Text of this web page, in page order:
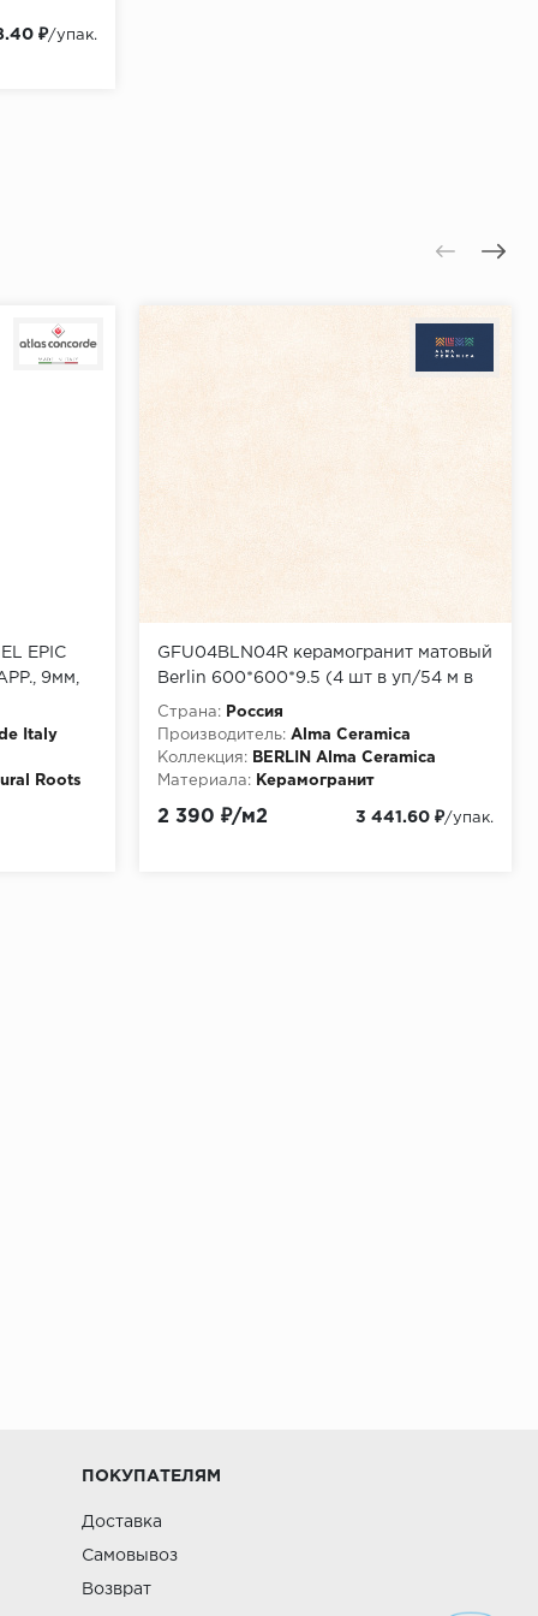
₽/упак.
EPIC
9мм,
Italy
Roots
GFU04BLN04R керамогранит матовый
Berlin 600*600*9.5 (4 шт в уп/54 м в
пал)
Страна:
Россия
Производитель: Alma Ceramica
Коллекция:
BERLIN Alma Ceramica
Материала:
Керамогранит
2 390 ₽/м2 3 441.60 ₽/упак.
ПОКУПАТЕЛЯМ
Доставка
Самовывоз
Возврат